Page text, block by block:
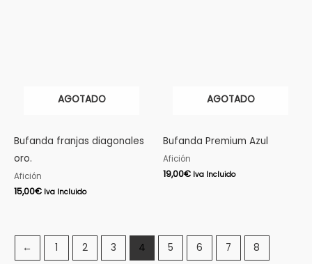
AGOTADO
Bufanda franjas diagonales
oro.
Afición
15,00€ Iva Incluido
AGOTADO
Bufanda Premium Azul
Afición
19,00€ Iva Incluido
← 1 2 3 4 5 6 7 8